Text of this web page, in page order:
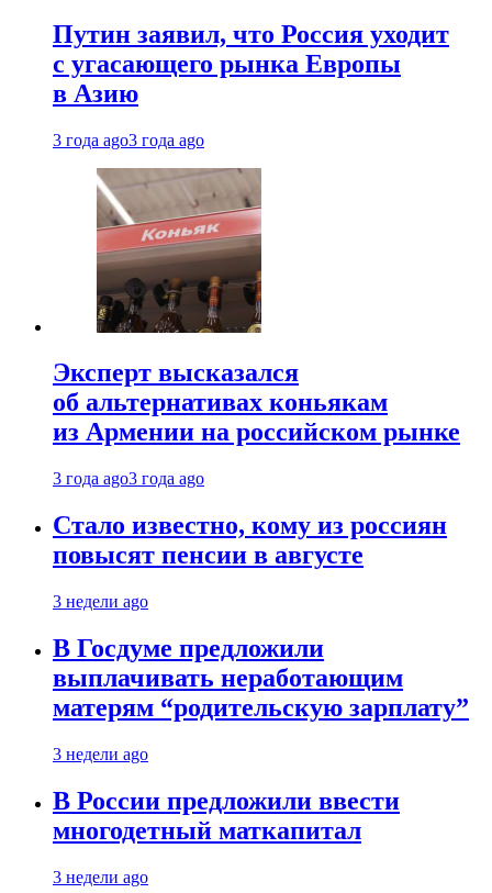
Путин заявил, что Россия уходит
с угасающего рынка Европы
в Азию
3 года ago3 года ago
Эксперт высказался
об альтернативах коньякам
из Армении на российском рынке
3 года ago3 года ago
Стало известно, кому из россиян
повысят пенсии в августе
3 недели ago
В Госдуме предложили
выплачивать неработающим
матерям “родительскую зарплату”
3 недели ago
В России предложили ввести
многодетный маткапитал
3 недели ago